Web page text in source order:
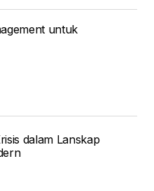
untuk
dalam Lanskap